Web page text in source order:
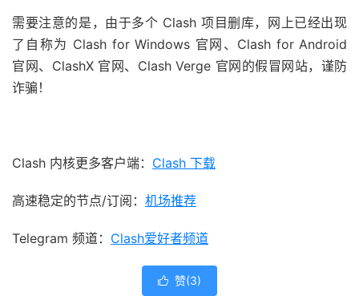
需要注意的是，由于多个 Clash 项目删库，网上已经出现
了自称为 Clash for Windows 官网、Clash for Android
官网、ClashX 官网、Clash Verge 官网的假冒网站，谨防
诈骗！
Clash 内核更多客户端： Clash 下载
高速稳定的节点/订阅： 机场推荐
Telegram 频道： Clash爱好者频道
 赞(3)